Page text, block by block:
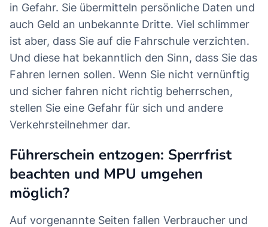
in Gefahr. Sie übermitteln persönliche Daten und
auch Geld an unbekannte Dritte. Viel schlimmer
ist aber, dass Sie auf die Fahrschule verzichten.
Und diese hat bekanntlich den Sinn, dass Sie das
Fahren lernen sollen. Wenn Sie nicht vernünftig
und sicher fahren nicht richtig beherrschen,
stellen Sie eine Gefahr für sich und andere
Verkehrsteilnehmer dar.
Führerschein entzogen: Sperrfrist
beachten und MPU umgehen
möglich?
Auf vorgenannte Seiten fallen Verbraucher und